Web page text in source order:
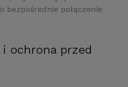
bezpośrednie połączenie
ochrona przed